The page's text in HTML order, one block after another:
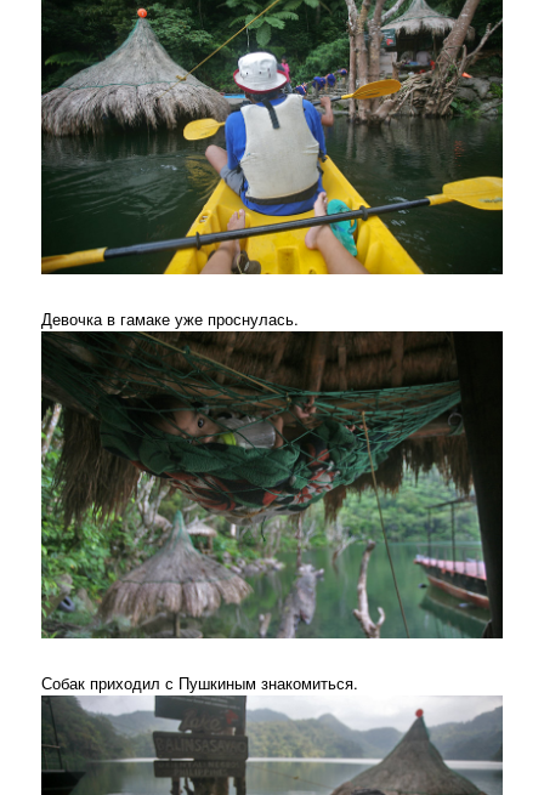
Девочка в гамаке уже проснулась.
Собак приходил с Пушкиным знакомиться.